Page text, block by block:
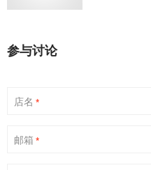
参与讨论
店名 *
邮箱 *